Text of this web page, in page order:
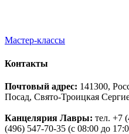
Мастер-классы
Контакты
Почтовый адрес: 141300,
Посад, Свято-Троицкая
Канцелярия Лавры: тел. +7
(496) 547-70-35 (с 08:00 до